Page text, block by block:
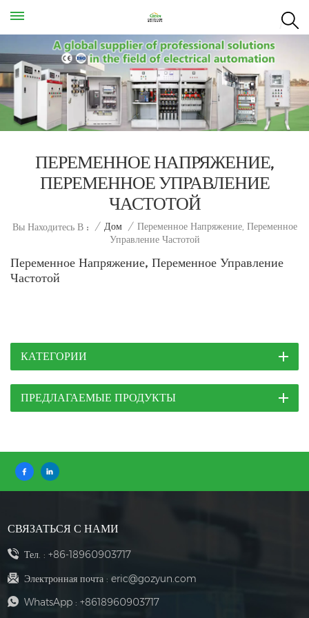
ПЕРЕМЕННОЕ НАПРЯЖЕНИЕ,
ПЕРЕМЕННОЕ УПРАВЛЕНИЕ
ЧАСТОТОЙ
Вы Находитесь В : / Дом / Переменное Напряжение, Переменное
Управление Частотой
Переменное Напряжение, Переменное Управление
Частотой
КАТЕГОРИИ
ПРЕДЛАГАЕМЫЕ ПРОДУКТЫ
СВЯЗАТЬСЯ С НАМИ
Тел. : +86-18960903717
Электронная почта : eric@gozyun.com
WhatsApp : +8618960903717